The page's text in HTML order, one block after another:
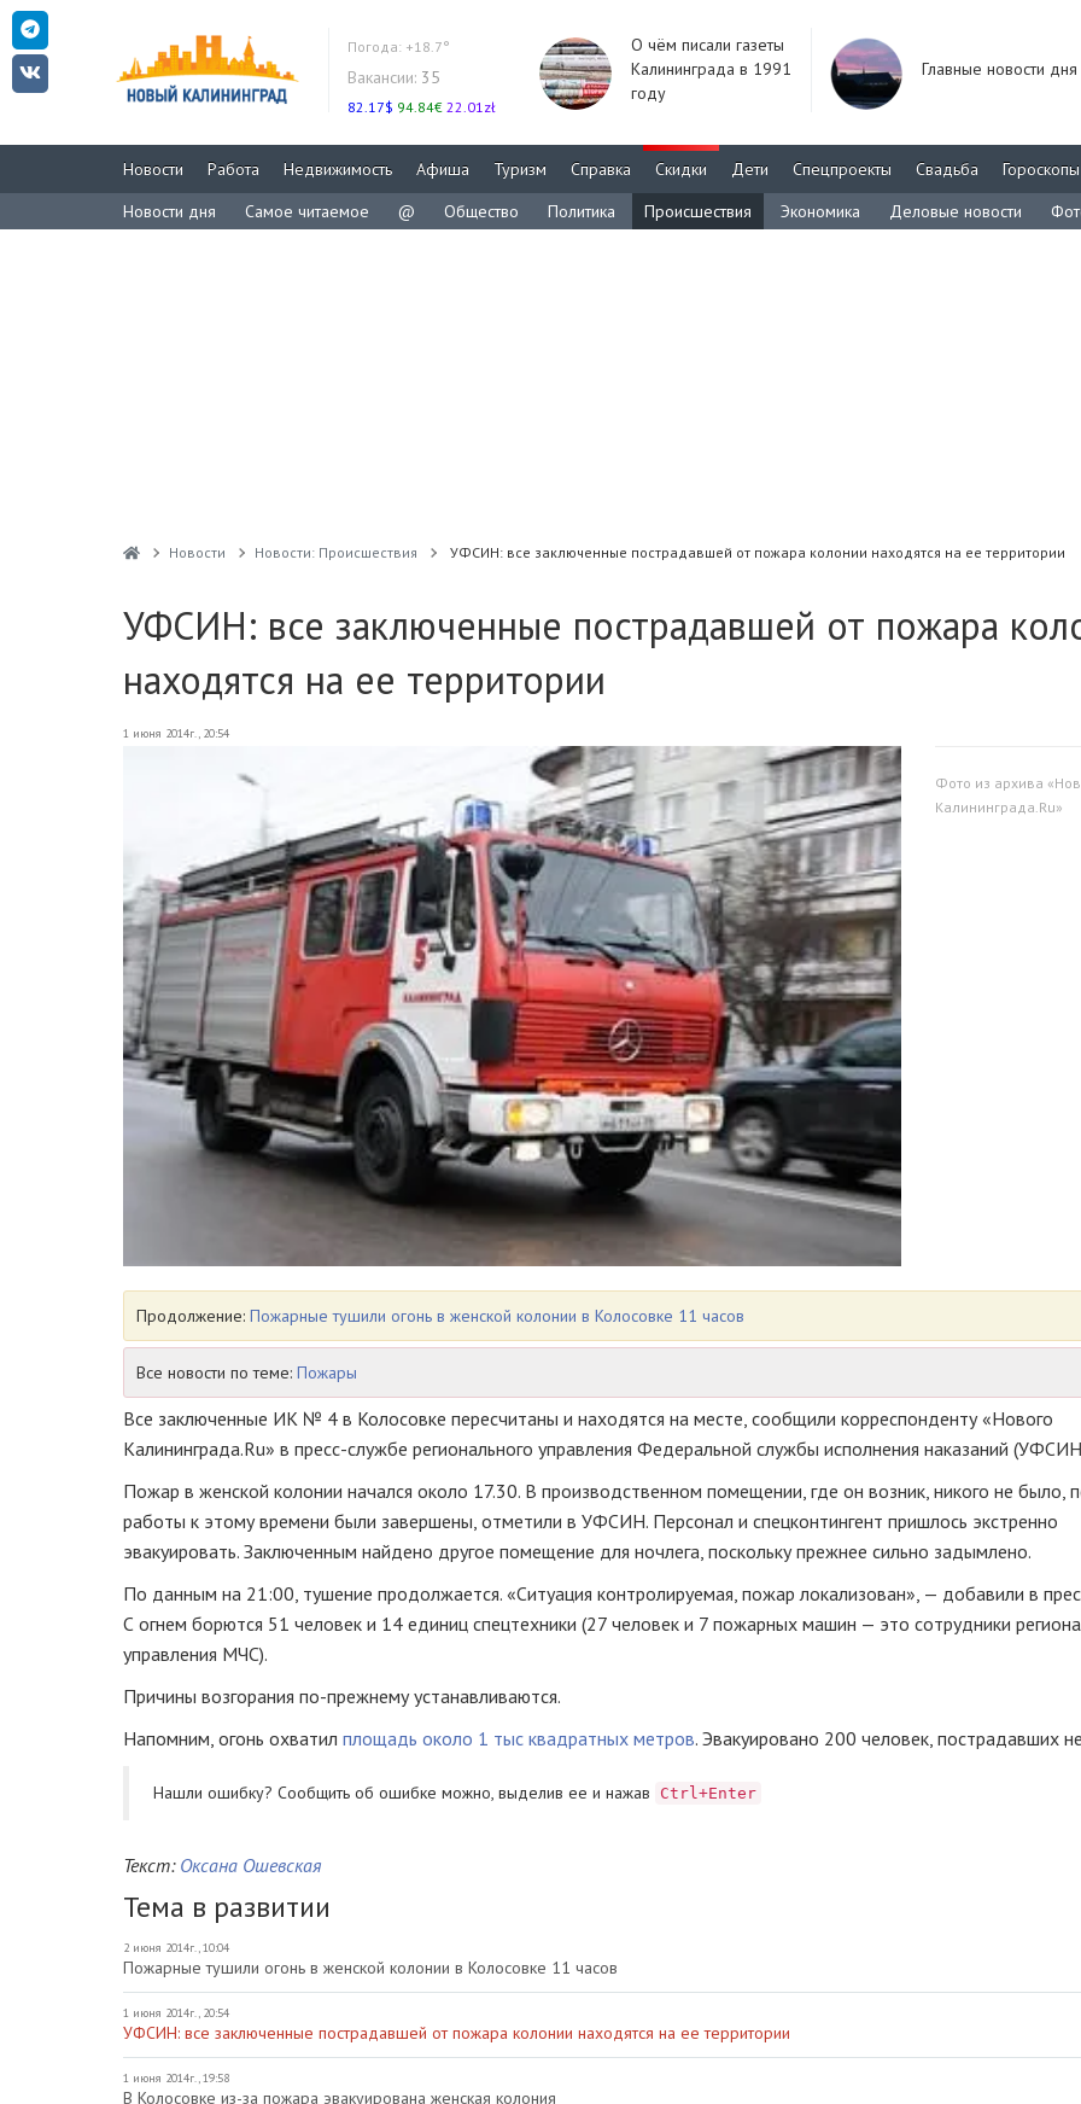
Погода: +18.7°
Вакансии: 35
82.17$ 94.84€ 22.01zł
О чём писали газеты
Калининграда в 1991
году
Главные новости дня
Новости Работа Недвижимость Афиша Туризм Справка Скидки Дети Спецпроекты Свадьба
Гороскопы
Новости дня
Самое читаемое @ Общество Политика Происшествия Экономика Деловые новости
Новости Новости: Происшествия УФСИН: все заключенные пострадавшей от пожара колонии находятся на ее территории
УФСИН: все заключенные пострадавшей от пожара
находятся на ее территории
1 июня 2014г., 20:54
Фото из архива
Калининграда.Ru»
Продолжение: Пожарные тушили огонь в женской колонии в Колосовке 11 часов
Все новости по теме: Пожары
Все заключенные ИК № 4 в Колосовке пересчитаны и находятся на месте, сообщили корреспонденту «Нового
Калининграда.Ru» в пресс-службе регионального управления Федеральной службы исполнения наказаний
Пожар в женской колонии начался около 17.30. В производственном помещении, где он возник, никого не было,
работы к этому времени были завершены, отметили в УФСИН. Персонал и спецконтингент пришлось экстренно
эвакуировать. Заключенным найдено другое помещение для ночлега, поскольку прежнее сильно задымлено.
По данным на 21:00, тушение продолжается. «Ситуация контролируемая, пожар локализован», — добавили в
С огнем борются 51 человек и 14 единиц спецтехники (27 человек и 7 пожарных машин — это сотрудники
управления МЧС).
Причины возгорания по-прежнемуустанавливаются.
Напомним, огонь охватил площадь около 1 тыс квадратных метров. Эвакуировано 200 человек, пострадавших
Нашли ошибку? Cообщить об ошибке можно, выделив ее и нажав Ctrl+Enter
Текст: Оксана Ошевская
Тема в развитии
2 июня 2014г., 10:04
Пожарные тушили огонь в женской колонии в Колосовке 11 часов
1 июня 2014г., 20:54
УФСИН: все заключенные пострадавшей от пожара колонии находятся на ее территории
1 июня 2014г., 19:58
В Колосовке из-за пожара эвакуирована женская колония